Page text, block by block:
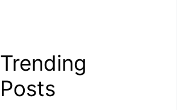
Trending
Posts